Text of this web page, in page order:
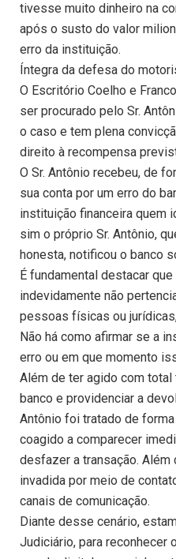
tivesse muito dinheiro na
após o susto do valor
erro da instituição.
Íntegra da defesa do
O Escritório Coelho e
ser procurado pelo Sr.
o caso e tem plena
direito à recompensa
O Sr. Antônio recebeu, de
sua conta por um erro do
instituição financeira quem
sim o próprio Sr. Antônio,
honesta, notificou o banco
É fundamental destacar
indevidamente não
pessoas físicas ou
Não há como afirmar se a
erro ou em que momento
Além de ter agido com total
banco e providenciar a
Antônio foi tratado de
coagido a comparecer
desfazer a transação.
invadida por meio de
canais de comunicação.
Diante desse cenário,
Judiciário, para reconhecer